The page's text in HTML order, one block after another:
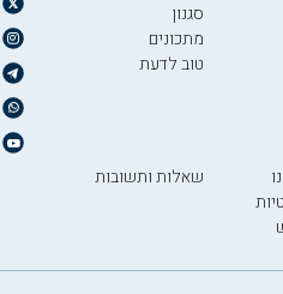
סגנון
מתכונים
טוב לדעת
שאלות ותשובות